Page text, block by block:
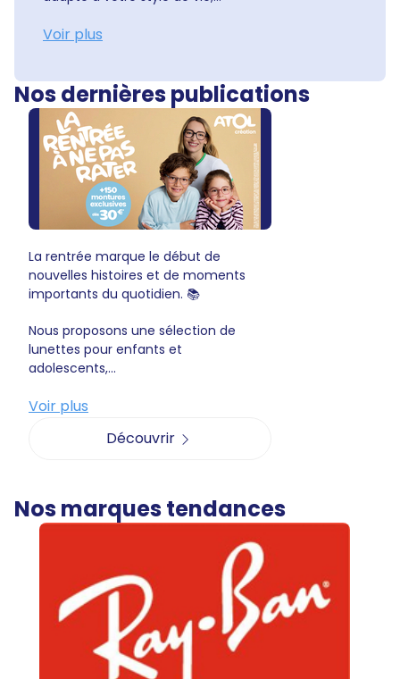
Voir plus
Nos dernières publications
La rentrée marque le début de
nouvelles histoires et de moments
importants du quotidien. 📚
Nous proposons une sélection de
lunettes pour enfants et
adolescents,...
Voir plus
Découvrir
Nos marques tendances